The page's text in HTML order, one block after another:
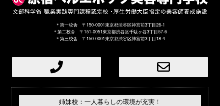
＊第一校舎 〒150-0001東京都渋谷区神宮前3丁目26-1
＊第二校舎 〒151-0051東京都渋谷区千駄ヶ谷3丁目57-6
＊第三校舎 〒150-0001東京都渋谷区神宮前3丁目18-4
姉妹校：一人暮らしの環境が充実！